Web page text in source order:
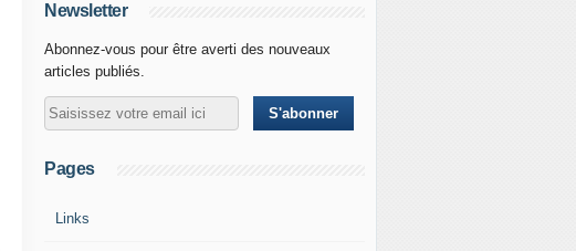
Newsletter
Abonnez-vous pour être averti des nouveaux
articles publiés.
Pages
Links